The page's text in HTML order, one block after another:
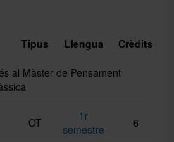
Tipus Llengua Crèdits
al Màster de Pensament
OT
1r
semestre
6